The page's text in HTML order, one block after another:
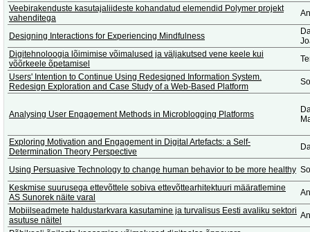
Veebirakenduste kasutajaliideste kohandatud elemendid Polymer projekt
vahenditega
Designing Interactions for Experiencing Mindfulness
Digitehnoloogia lõimimise võimalused ja väljakutsed vene keele kui
võõrkeele õpetamisel
Users' Intention to Continue Using Redesigned Information System.
Redesign Exploration and Case Study of a Web-Based Platform
Analysing User Engagement Methods in Microblogging Platforms
Exploring Motivation and Engagement in Digital Artefacts: a Self-
Determination Theory Perspective
Using Persuasive Technology to change human behavior to be more healthy
Keskmise suurusega ettevõttele sobiva ettevõttearhitektuuri määratlemine
AS Sunorek näite varal
Mobiilseadmete haldustarkvara kasutamine ja turvalisus Eesti avaliku sektori
asutuse näitel